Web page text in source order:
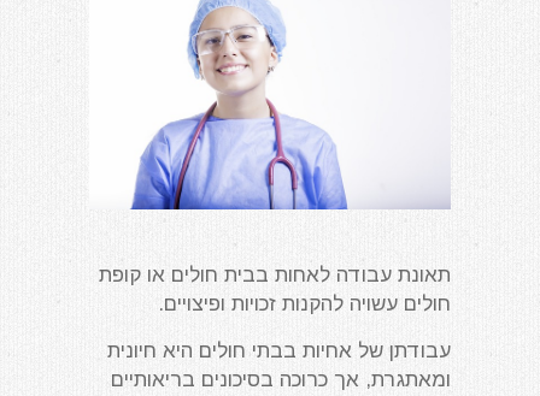
תאונת עבודה לאחות בבית חולים או קופת
חולים עשויה להקנות זכויות ופיצויים.
עבודתן של אחיות בבתי חולים היא חיונית
ומאתגרת, אך כרוכה בסיכונים בריאותיים